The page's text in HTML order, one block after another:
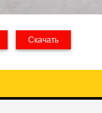
Скачать